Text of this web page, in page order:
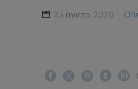
23 marzo, 2020